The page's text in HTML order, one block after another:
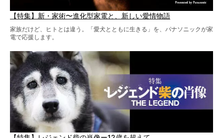
【特集】新・家術〜進化型家電と、新しい愛情物語
家族だけど、ヒトとは違う。「愛犬とともに生きる」を、パナソニックが家
電で応援します。